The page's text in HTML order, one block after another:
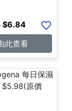
$6.84
此查看